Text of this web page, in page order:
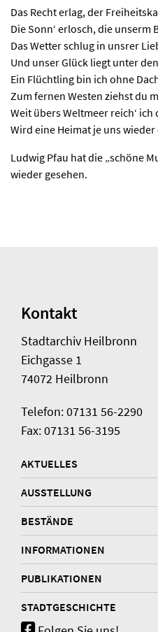
Das Recht erlag, der
Die Sonn‘ erlosch, die unserm
Das Wetter schlug in unsrer
Und unser Glück liegt unter
Ein Flüchtling bin ich ohne
Zum fernen Westen ziehst du
Weit übers Weltmeer reich‘ ich
Wird eine Heimat je uns wieder
Ludwig Pfau hat die „schöne
wieder gesehen.
Kontakt
Stadtarchiv Heilbronn
Eichgasse 1
74072 Heilbronn
Telefon: 07131 56-2290
Fax: 07131 56-3195
AKTUELLES
AUSSTELLUNG
BESTÄNDE
INFORMATIONEN
PUBLIKATIONEN
STADTGESCHICHTE